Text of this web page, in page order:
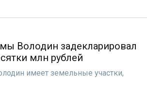
Володин задекларировал
млн рублей
имеет земельные участки,